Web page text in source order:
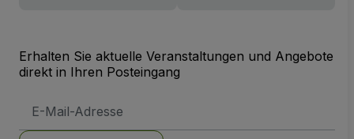
Erhalten Sie aktuelle Veranstaltungen und Angebote
direkt in Ihren Posteingang
Mail-